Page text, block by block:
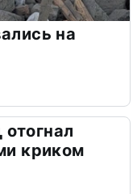
на
криком